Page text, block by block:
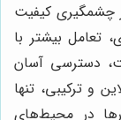
چشمگیری کیفیت
تعامل بیشتر با
دسترسی آسان
و ترکیبی، تنها
در محیط‌های